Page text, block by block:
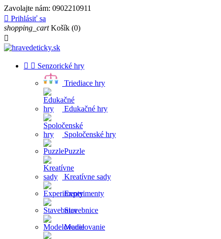
Zavolajte nám: 0902210911
 Prihlásiť sa
shopping_cart Košík (0)

  Senzorické hry
Triediace hry
Edukačné hry
Spoločenské hry
Puzzle
Kreatívne sady
Experimenty
Stavebnice
Modelovanie